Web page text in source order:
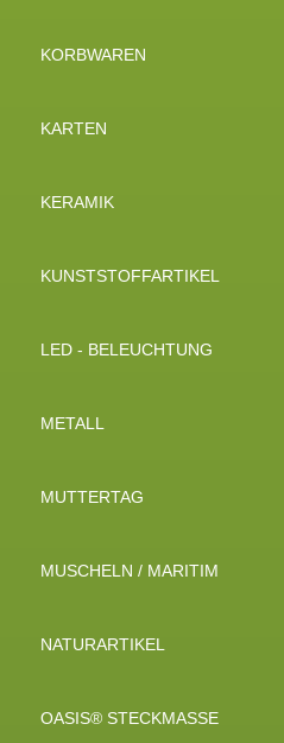
KORBWAREN
KARTEN
KERAMIK
KUNSTSTOFFARTIKEL
LED - BELEUCHTUNG
METALL
MUTTERTAG
MUSCHELN / MARITIM
NATURARTIKEL
OASIS® STECKMASSE